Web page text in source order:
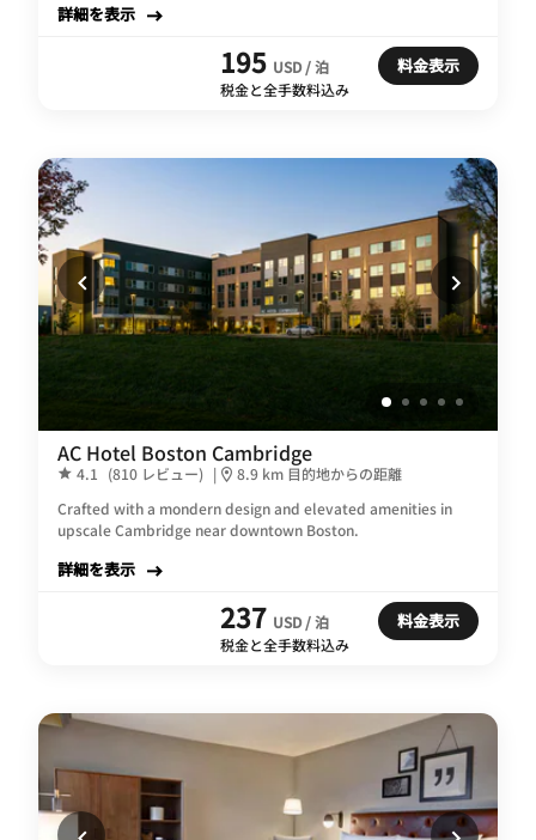
詳細を表示
195 USD / 泊
税金と全手数料込み
料金表示
AC Hotel Boston Cambridge
4.1 (810 レビュー) |
8.9 km 目的地からの距離
Crafted with a mondern design and elevated amenities in
upscale Cambridge near downtown Boston.
詳細を表示
237 USD / 泊
税金と全手数料込み
料金表示